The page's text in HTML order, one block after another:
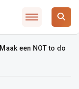
Maak een NOT to do